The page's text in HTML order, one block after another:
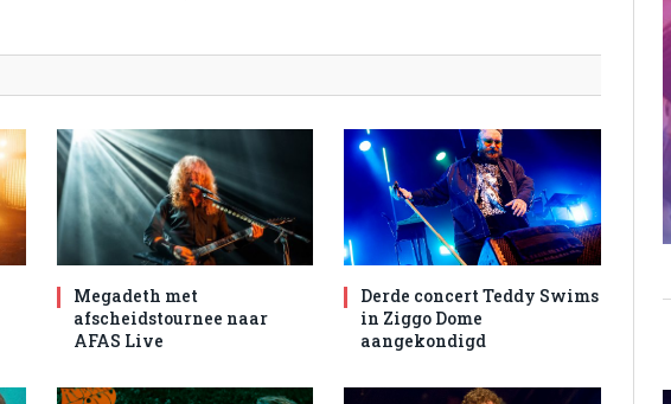
Megadeth met
afscheidstournee naar
AFAS Live
Derde concert Teddy Swims
in Ziggo Dome
aangekondigd